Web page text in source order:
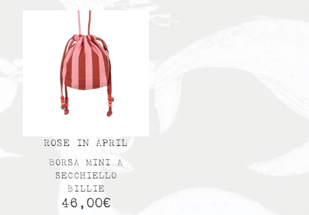
ROSE IN APRIL
BORSA MINI A
SECCHIELLO
BILLIE
46,00€